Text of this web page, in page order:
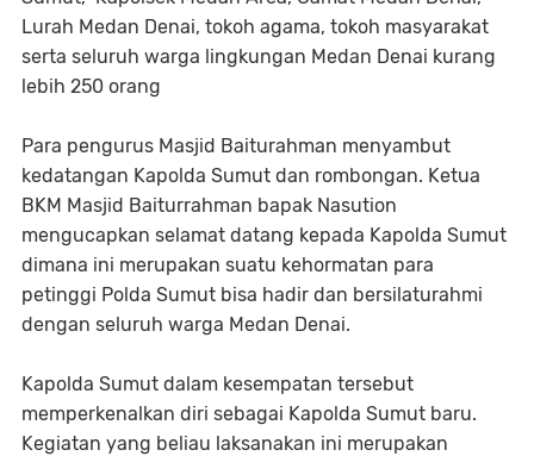
Lurah Medan Denai, tokoh agama, tokoh masyarakat
serta seluruh warga lingkungan Medan Denai kurang
lebih 250 orang
Para pengurus Masjid Baiturahman menyambut
kedatangan Kapolda Sumut dan rombongan. Ketua
BKM Masjid Baiturrahman bapak Nasution
mengucapkan selamat datang kepada Kapolda Sumut
dimana ini merupakan suatu kehormatan para
petinggi Polda Sumut bisa hadir dan bersilaturahmi
dengan seluruh warga Medan Denai.
Kapolda Sumut dalam kesempatan tersebut
memperkenalkan diri sebagai Kapolda Sumut baru.
Kegiatan yang beliau laksanakan ini merupakan